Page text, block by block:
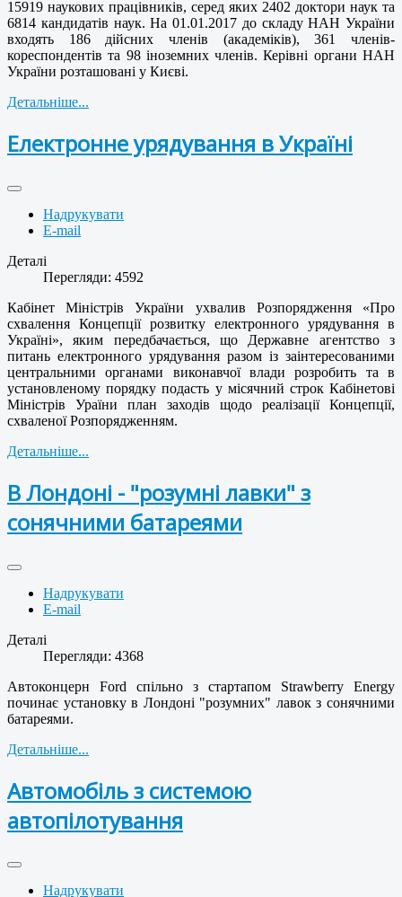
15919 наукових працівників, серед яких 2402 доктори наук та
6814 кандидатів наук. На 01.01.2017 до складу НАН України
входять 186 дійсних членів (академіків), 361 членів-
кореспондентів та 98 іноземних членів. Керівні органи НАН
України розташовані у Києві.
Детальніше...
Електронне урядування в Україні
Надрукувати
E-mail
Деталі
Перегляди: 4592
Кабінет Міністрів України ухвалив Розпорядження «Про
схвалення Концепції розвитку електронного урядування в
Україні», яким передбачається, що Державне агентство з
питань електронного урядування разом із заінтересованими
центральними органами виконавчої влади розробить та в
установленому порядку подасть у місячний строк Кабінетові
Міністрів Ураїни план заходів щодо реалізації Концепції,
схваленої Розпорядженням.
Детальніше...
В Лондоні - "розумні лавки" з
сонячними батареями
Надрукувати
E-mail
Деталі
Перегляди: 4368
Автоконцерн Ford спільно з стартапом Strawberry Energy
починає установку в Лондоні "розумних" лавок з сонячними
батареями.
Детальніше...
Автомобіль з системою
автопілотування
Надрукувати